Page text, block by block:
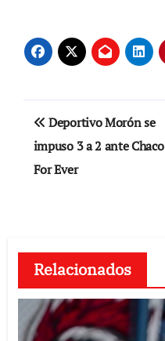
Navegación
de
entradas
Deportivo Morón se
impuso 3 a 2 ante Chaco
For Ever
Relacionados